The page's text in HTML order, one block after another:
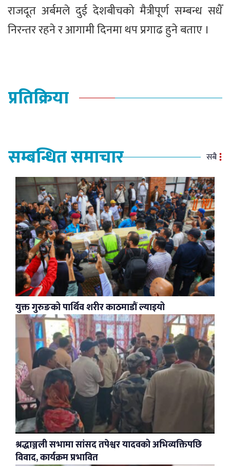
राजदूत अर्बमले दुई देशबीचको मैत्रीपूर्ण सम्बन्ध सधैँ
निरन्तर रहने र आगामी दिनमा थप प्रगाढ हुने बताए ।
प्रतिक्रिया
सम्बन्धित समाचार सबै
युक्त गुरुङको पार्थिव शरीर काठमाडौं ल्याइयो
श्रद्धाञ्जली सभामा सांसद तपेश्वर यादवको अभिव्यक्तिपछि
विवाद, कार्यक्रम प्रभावित